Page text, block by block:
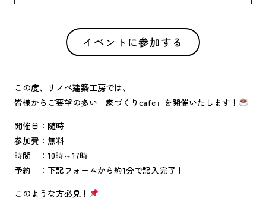
イベントに参加する
この度、リノベ建築工房では、
皆様からご要望の多い「家づくりcafe」を開催いたします！
開催日：随時
参加費：無料
時間 ：10時～17時
予約 ：下記フォームから約1分で記入完了！
このような方必見！